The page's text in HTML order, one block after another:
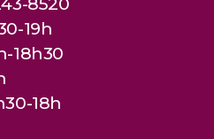
19h
18h30
18h